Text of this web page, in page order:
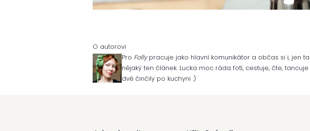
O autorovi
Pro Follypracuje jako hlavní komunikátor a občas si i, jen
nějaký ten článek. Lucka moc ráda fotí, cestuje, čte,
dvě činčily po kuchyni :)